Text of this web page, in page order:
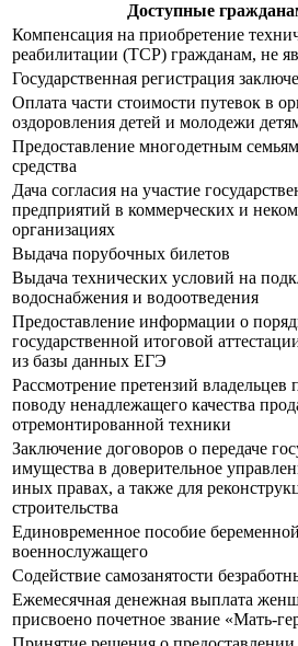
Доступные
Компенсация на приобретение
реабилитации (ТСР) гражданам, не
Государственная регистрация
Оплата части стоимости путевок в
оздоровления детей и молодежи
Предоставление многодетным
средства
Дача согласия на участие
предприятий в коммерческих и
организациях
Выдача порубочных билетов
Выдача технических условий на
водоснабжения и водоотведения
Предоставление информации о
государственной итоговой
из базы данных ЕГЭ
Рассмотрение претензий
поводу ненадлежащего качества
отремонтированной техники
Заключение договоров о передаче
имущества в доверительное
иных правах, а также для
строительства
Единовременное пособие
военнослужащего
Содействие самозанятости
Ежемесячная денежная выплата
присвоено почетное звание «Мать-